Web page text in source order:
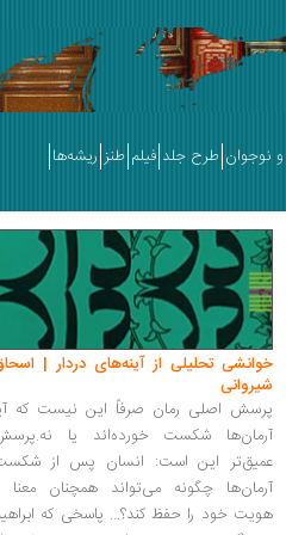
نوجوان طرح جلد فیلم طنز ریشه‌ها
خوانشی تحلیلی از آینه‌های دردار |
شیروانی
پرسش اصلی رمان صرفاً این نیست که
آرمان‌ها شکست خورده‌اند یا
عمیق‌تر این است: انسان پس از
آرمان‌ها چگونه می‌تواند همچنان معنا
هویت خود را حفظ کند؟... پاسخی که